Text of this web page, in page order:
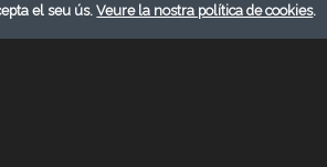
el seu ús.Veure la nostra política de cookies.